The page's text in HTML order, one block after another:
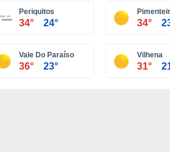
Periquitos
34° 24° 34°
Vale Do Paraíso
36° 23°
Vilhena
31°